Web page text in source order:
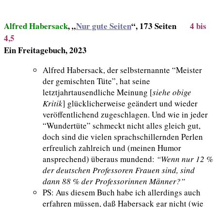
Alfred Habersack, „Nur gute Seiten“, 173 Seiten 4 bis
4,5
Ein Freitagebuch, 2023
Alfred Habersack, der selbsternannte “Meister
der gemischten Tüte”, hat seine
letztjahrtausendliche Meinung [siehe obige
Kritik] glücklicherweise geändert und wieder
veröffentlichend zugeschlagen. Und wie in jeder
“Wundertüte” schmeckt nicht alles gleich gut,
doch sind die vielen sprachschillernden Perlen
erfreulich zahlreich und (meinen Humor
ansprechend) überaus mundend: “Wenn nur 12 %
der deutschen Professoren Frauen sind, sind
dann 88 % der Professorinnen Männer?”
PS: Aus diesem Buch habe ich allerdings auch
erfahren müssen, daß Habersack gar nicht (wie